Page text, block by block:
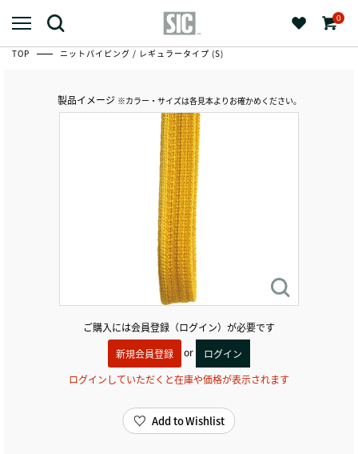
0
TOP ニットパイピング / レギュラータイプ (S)
製品イメージ ※カラー・サイズは各見本よりお確かめください。
ご購入には会員登録（ログイン）が必要です
新規会員登録
or
ログイン
ログインしていただくと在庫や価格が表示されます
Add to Wishlist